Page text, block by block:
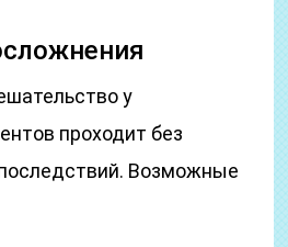
у
проходит без
Возможные